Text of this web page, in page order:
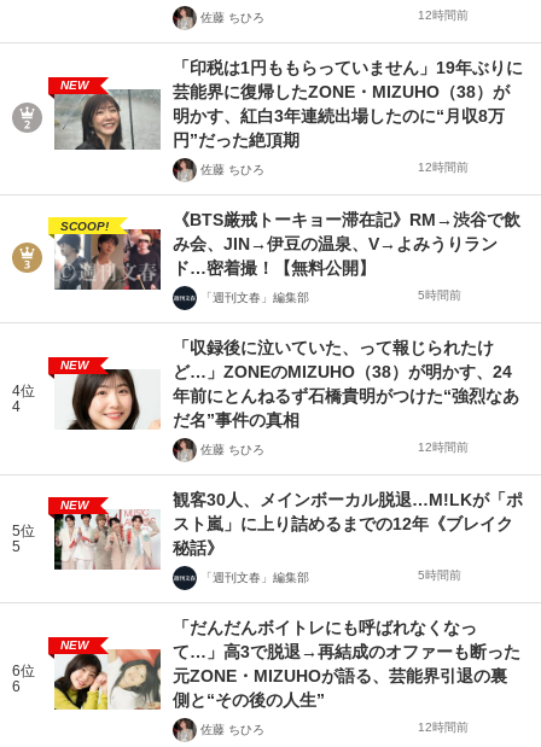
佐藤 ちひろ 12時間前
NEW
「印税は1円ももらっていません」19年ぶりに
芸能界に復帰したZONE・MIZUHO（38）が
明かす、紅白3年連続出場したのに“月収8万
円”だった絶頂期
佐藤 ちひろ 12時間前
SCOOP!
《BTS厳戒トーキョー滞在記》RM→渋谷で飲
み会、JIN→伊豆の温泉、V→よみうりラン
ド…密着撮！【無料公開】
「週刊文春」編集部 5時間前
4位
4
NEW
「収録後に泣いていた、って報じられたけ
ど…」ZONEのMIZUHO（38）が明かす、24
年前にとんねるず石橋貴明がつけた“強烈なあ
だ名”事件の真相
佐藤 ちひろ 12時間前
5位
5
NEW
観客30人、メインボーカル脱退…M!LKが「ポ
スト嵐」に上り詰めるまでの12年《ブレイク
秘話》
「週刊文春」編集部 5時間前
6位
6
NEW
「だんだんボイトレにも呼ばれなくなっ
て…」高3で脱退→再結成のオファーも断った
元ZONE・MIZUHOが語る、芸能界引退の裏
側と“その後の人生”
佐藤 ちひろ 12時間前